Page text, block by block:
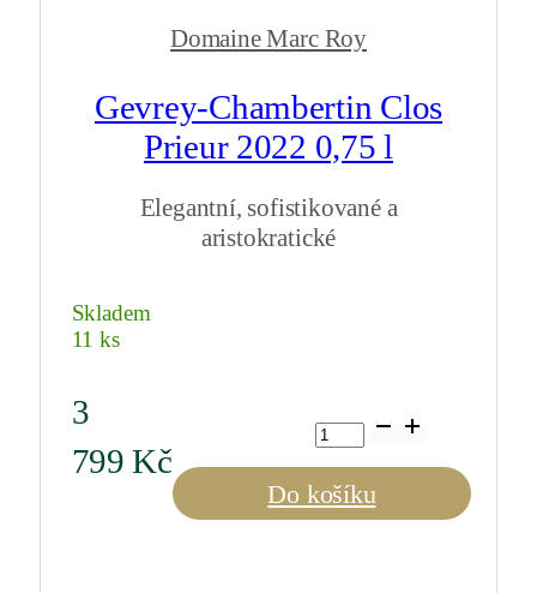
Domaine Marc Roy
Gevrey-Chambertin Clos
Prieur 2022 0,75 l
Elegantní, sofistikované a
aristokratické
Skladem
11 ks
3
799Kč
Gevrey-
Chambertin
Clos
Prieur
2022
Do košíku